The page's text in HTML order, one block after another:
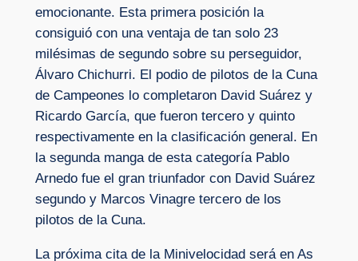
emocionante. Esta primera posición la
consiguió con una ventaja de tan solo 23
milésimas de segundo sobre su perseguidor,
Álvaro Chichurri. El podio de pilotos de la Cuna
de Campeones lo completaron David Suárez y
Ricardo García, que fueron tercero y quinto
respectivamente en la clasificación general. En
la segunda manga de esta categoría Pablo
Arnedo fue el gran triunfador con David Suárez
segundo y Marcos Vinagre tercero de los
pilotos de la Cuna.
La próxima cita de la Minivelocidad será en As